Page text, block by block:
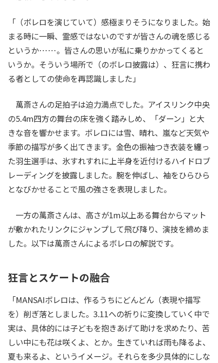
「（ボレロを演じていて）感極まりそうになりました。始
まる時に一瞬、霊感ではないのですが皆さんの魂を感じる
というか……。皆さんの思いが私に乗りかかってくると
いうか。そういう場所で（のボレロ披露は）、狂言に携わ
る者としての使命を再認識しました」
萬斎さんの足拍子は迫力満点でした。アイスリンク中央
の5.4m四方の舞台の床を強く踏みしめ、「ダーン」と大
きな音を響かせます。ボレロには雪、晴れ、嵐など天気や
季節の描写が多く出てきます。金色の振袖つき衣装を纏っ
た羽生選手は、氷すれすれに上半身を近付けるハイドロブ
レーディングを披露しました。腕を伸ばし、袖をひらひら
となびかせることで風の強さを表現しました。
一方の萬斎さんは、高さが1m以上ある舞台からマット
が敷かれたリンクにジャンプして飛び降り、演技を締めま
した。以下は萬斎さんによるボレロの解説です。
狂言とスケートの融合
「MANSAIボレロは、作るうちにどんどん（表現や描写
を）削ぎ落としました。3.11への祈りに変換していく中で
実は、具体的には子どもを抱きあげて助けを求めたり、苦
しい中にも花は咲くよ、とか。生きていれば雨も降るよ、
夏も来るよ、というイメージ。それらを多少具体的にしな